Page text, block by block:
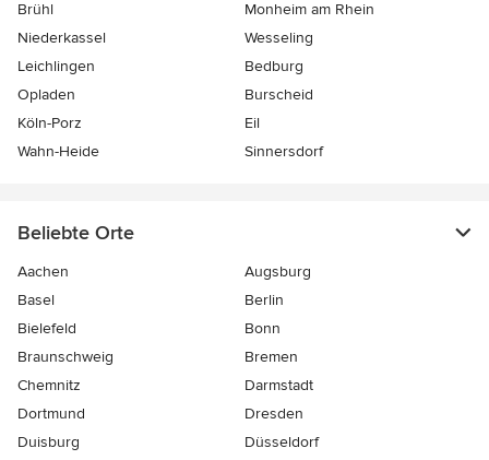
Brühl
Monheim am Rhein
Niederkassel
Wesseling
Leichlingen
Bedburg
Opladen
Burscheid
Köln-Porz
Eil
Wahn-Heide
Sinnersdorf
Beliebte Orte
Aachen
Augsburg
Basel
Berlin
Bielefeld
Bonn
Braunschweig
Bremen
Chemnitz
Darmstadt
Dortmund
Dresden
Duisburg
Düsseldorf